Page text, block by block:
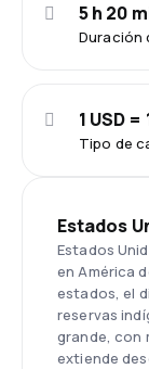
Duración
5 h 20
Tipo de
1 USD =
Estados
Estados
en América
estados, el
reservas
grande, con
extiende